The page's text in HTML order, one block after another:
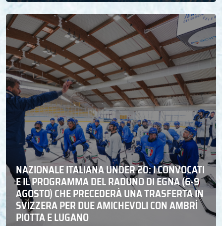
NAZIONALE ITALIANA UNDER 20: I CONVOCATI
E IL PROGRAMMA DEL RADUNO DI EGNA (6-9
AGOSTO) CHE PRECEDERÀ UNA TRASFERTA IN
SVIZZERA PER DUE AMICHEVOLI CON AMBRÌ
PIOTTA E LUGANO